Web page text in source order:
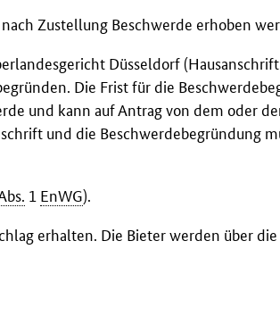
Zustellung Beschwerde erhoben
Düsseldorf
Die Frist für die
und kann auf Antrag von dem oder
und die Beschwerdebegründung
1 EnWG).
erhalten. Die Bieter werden über